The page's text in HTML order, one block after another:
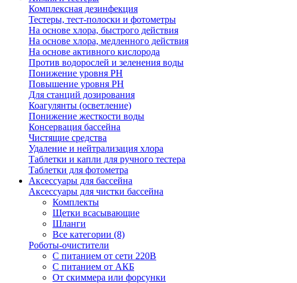
Комплексная дезинфекция
Тестеры, тест-полоски и фотометры
На основе хлора, быстрого действия
На основе хлора, медленного действия
На основе активного кислорода
Против водорослей и зеленения воды
Понижение уровня РН
Повышение уровня РН
Для станций дозирования
Коагулянты (осветление)
Понижение жесткости воды
Консервация бассейна
Чистящие средства
Удаление и нейтрализация хлора
Таблетки и капли для ручного тестера
Таблетки для фотометра
Аксессуары для бассейна
Аксессуары для чистки бассейна
Комплекты
Щетки всасывающие
Шланги
Все категории (8)
Роботы-очистители
С питанием от сети 220В
С питанием от АКБ
От скиммера или форсунки